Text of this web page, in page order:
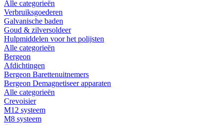
Alle categorieën
Verbruiksgoederen
Galvanische baden
Goud & zilversoldeer
Hulpmiddelen voor het polijsten
Alle categorieën
Bergeon
Afdichtingen
Bergeon Barettenuitnemers
Bergeon Demagnetiseer apparaten
Alle categorieën
Crevoisier
M12 systeem
M8 systeem